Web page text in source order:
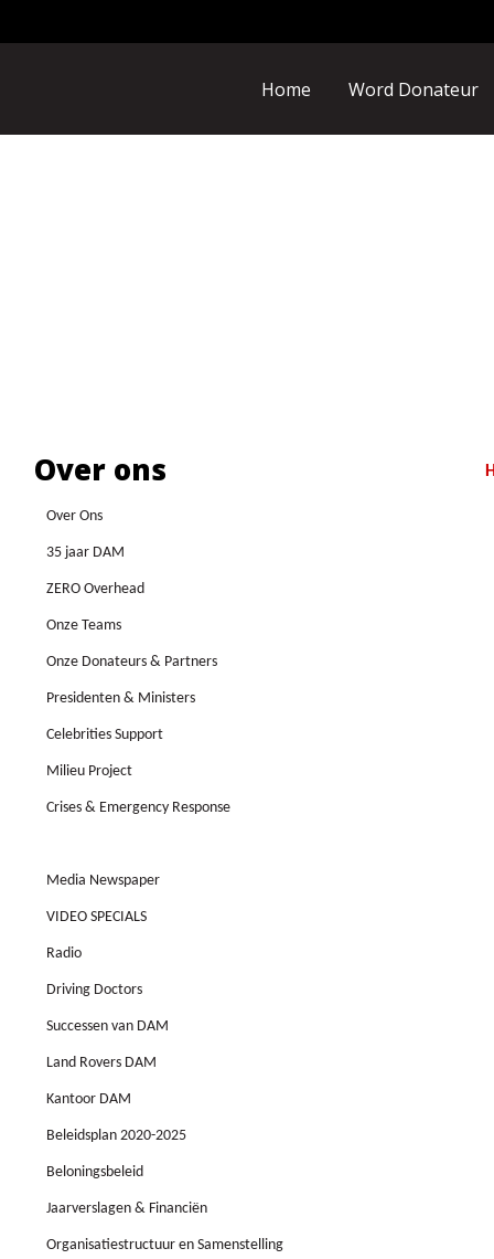
Home Word Donateur
Over ons
Over Ons
35 jaar DAM
ZERO Overhead
Onze Teams
Onze Donateurs & Partners
Presidenten & Ministers
Celebrities Support
Milieu Project
Crises & Emergency Response
Media Newspaper
VIDEO SPECIALS
Radio
Driving Doctors
Successen van DAM
Land Rovers DAM
Kantoor DAM
Beleidsplan 2020-2025
Beloningsbeleid
Jaarverslagen & Financiën
Organisatiestructuur en Samenstelling